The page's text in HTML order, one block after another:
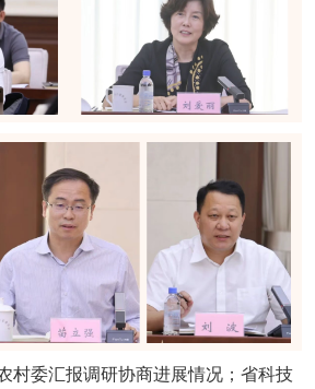
村委汇报调研协商进展情况；省科技